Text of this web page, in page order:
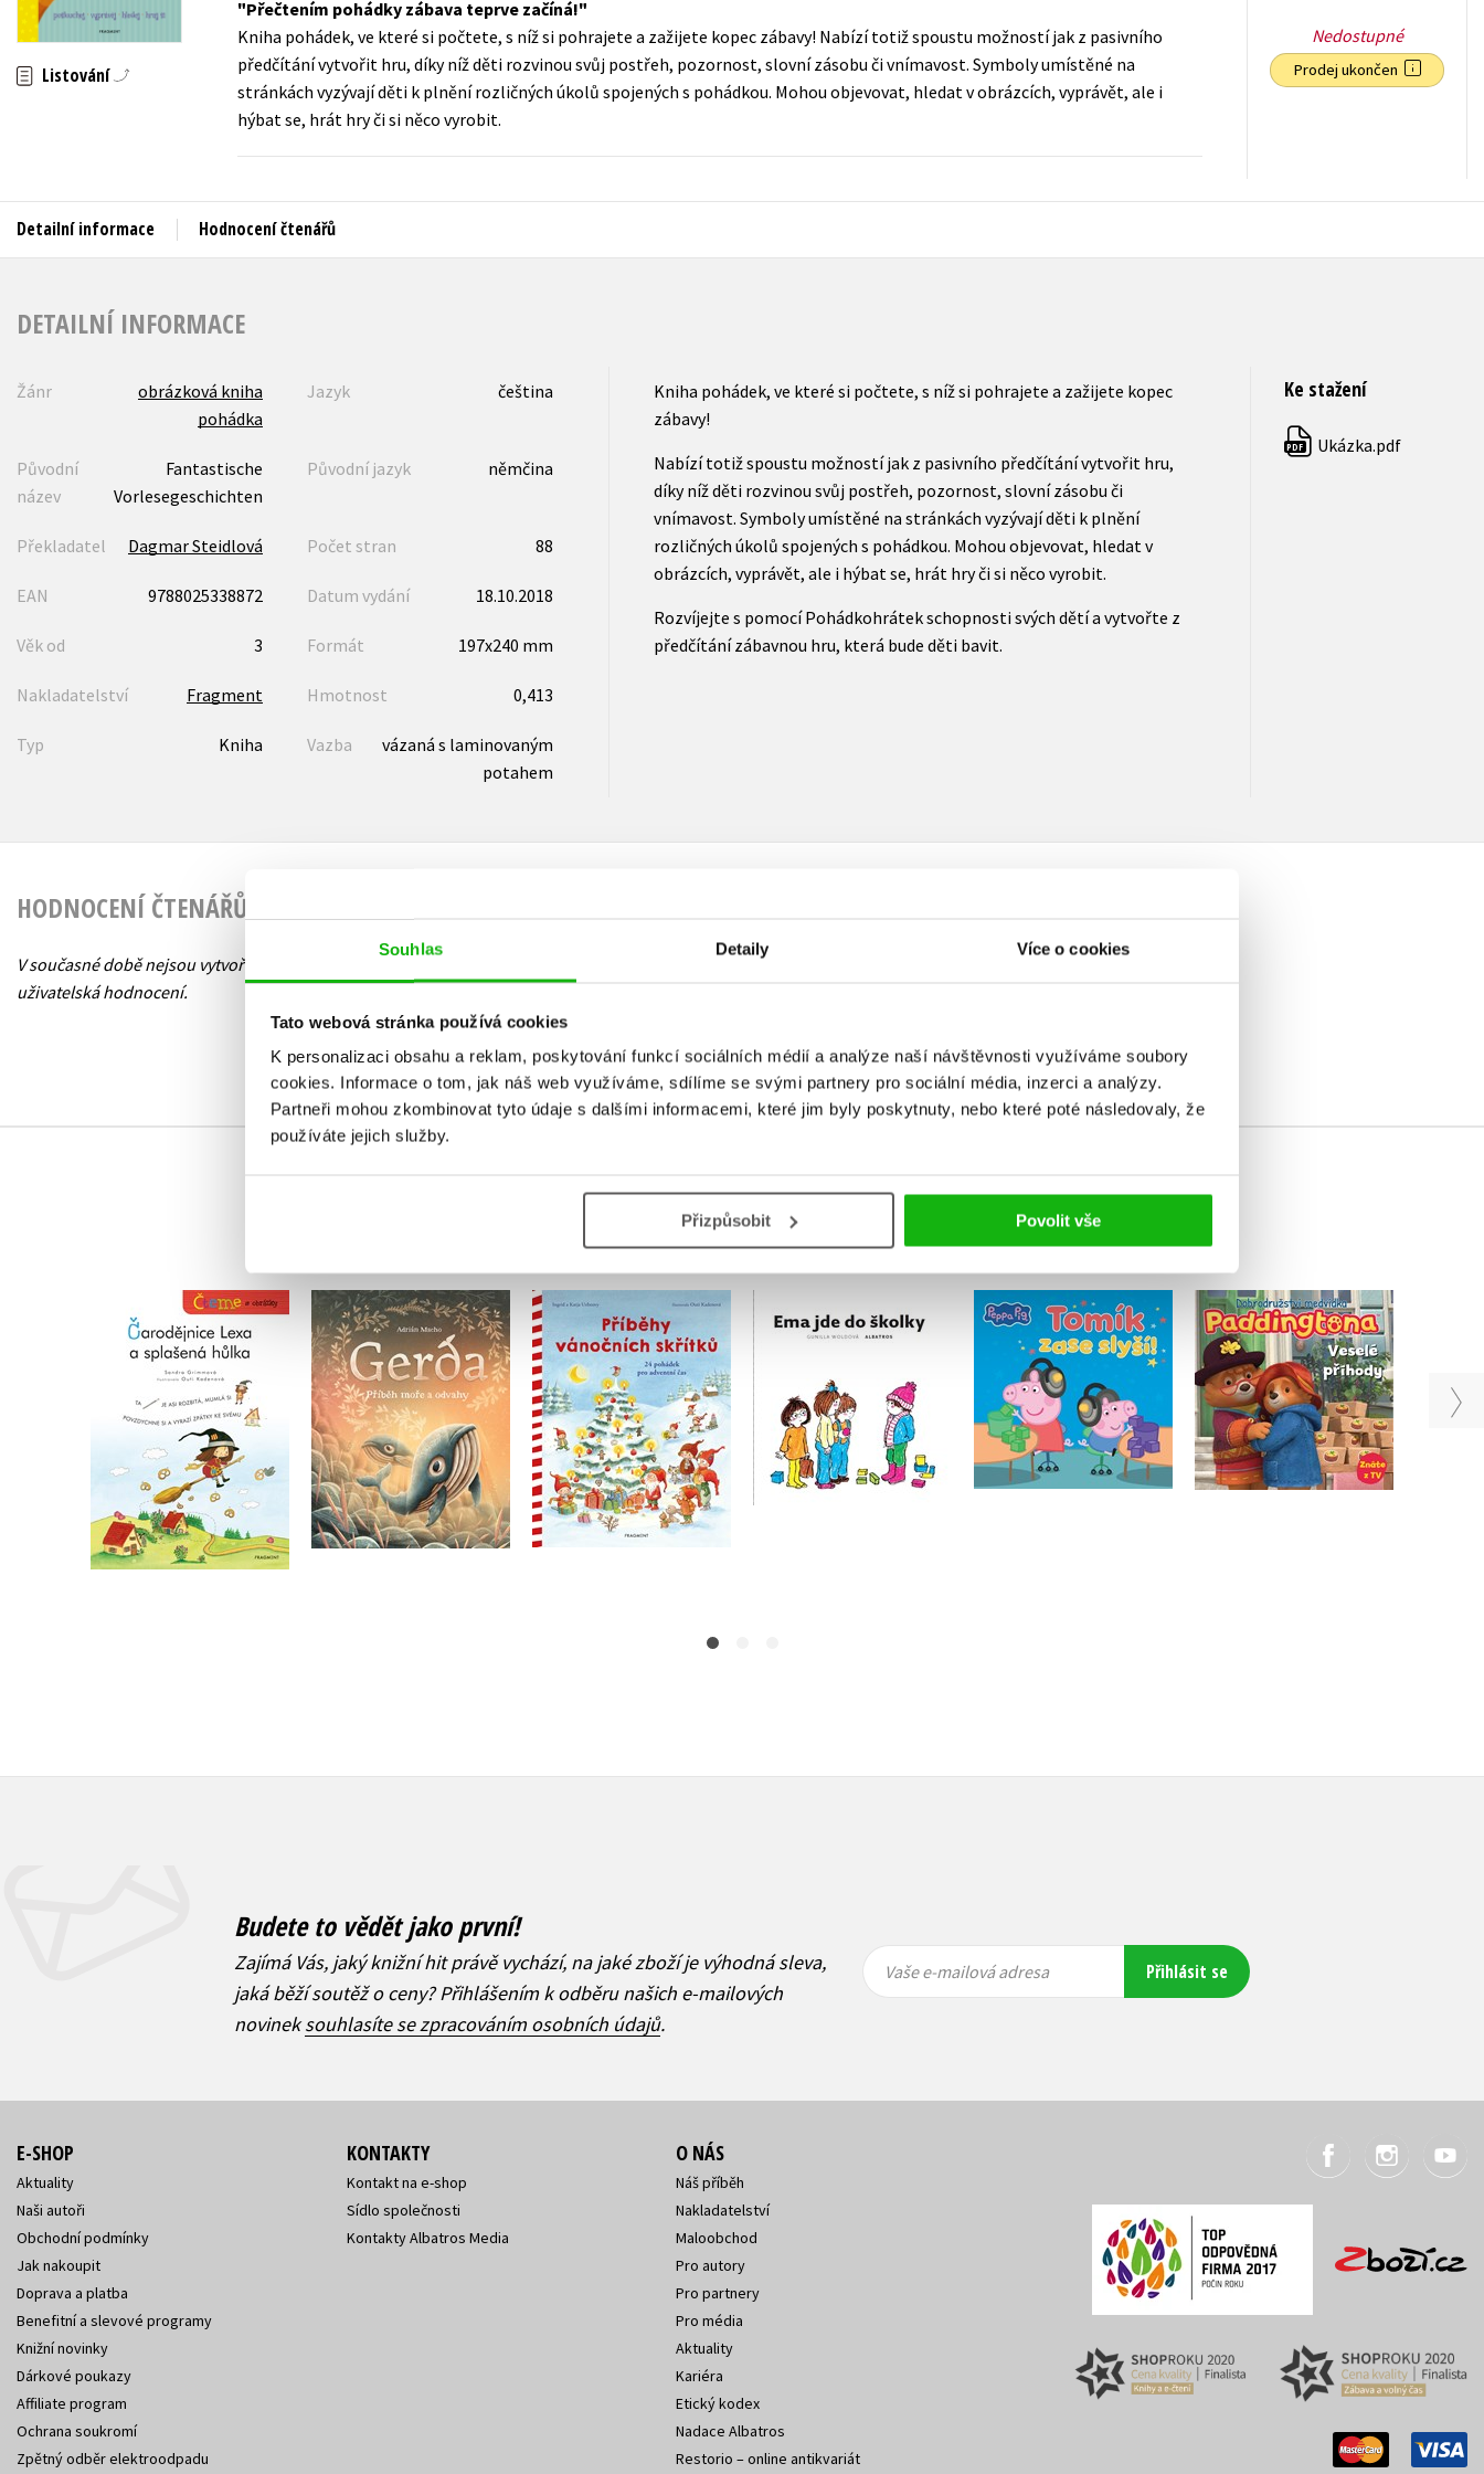
Souhlas Detaily Více o cookies
Tato webová stránka používá cookies
K personalizaci obsahu a reklam, poskytování funkcí sociálních médií a analýze naší návštěvnosti využíváme soubory
cookies. Informace o tom, jak náš web využíváme, sdílíme se svými partnery pro sociální média, inzerci a analýzy.
Partneři mohou zkombinovat tyto údaje s dalšími informacemi, které jim byly poskytnuty, nebo které poté následovaly, že
používáte jejich služby.
Přizpůsobit Povolit vše
Auto - moto
Jazyky
Kalendáře
Kariéra a osobní rozvoj
Populárně - naučná pro dospělé
Populárně - naučné pro děti
Předškoláci
Young adult (SK)
Listování
Přečtením pohádky zábava teprve začíná!
Kniha pohádek, ve které si počtete, s níž si pohrajete a zažijete kopec zábavy! Nabízí totiž spoustu možností jak z pasivního
předčítání vytvořit hru, díky níž děti rozvinou svůj postřeh, pozornost, slovní zásobu či vnímavost. Symboly umístěné na
stránkách vyzývají děti k plnění rozličných úkolů spojených s pohádkou. Mohou objevovat, hledat v obrázcích, vyprávět, ale i
hýbat se, hrát hry či si něco vyrobit.
Nedostupné
Prodej ukončen
Detailní informace Hodnocení čtenářů
DETAILNÍ INFORMACE
Žánr
obrázková kniha
pohádka
Jazyk čeština
Původní
název
Fantastische
Vorlesegeschichten
Původní jazyk němčina
Překladatel Dagmar Steidlová Počet stran 88
EAN 9788025338872 Datum vydání 18.10.2018
Věk od 3 Formát 197x240 mm
Nakladatelství Fragment Hmotnost 0,413
Typ Kniha Vazba
vázaná s laminovaným
potahem
Kniha pohádek, ve které si počtete, s níž si pohrajete a zažijete kopec
zábavy!
Nabízí totiž spoustu možností jak z pasivního předčítání vytvořit hru,
díky níž děti rozvinou svůj postřeh, pozornost, slovní zásobu či
vnímavost. Symboly umístěné na stránkách vyzývají děti k plnění
rozličných úkolů spojených s pohádkou. Mohou objevovat, hledat v
obrázcích, vyprávět, ale i hýbat se, hrát hry či si něco vyrobit.
Rozvíjejte s pomocí Pohádkohrátek schopnosti svých dětí a vytvořte z
předčítání zábavnou hru, která bude děti bavit.
Ke stažení
PDF Ukázka.pdf
HODNOCENÍ ČTENÁŘŮ
V současné době nejsou vytvořena žádná
uživatelská hodnocení.
Přihlásit
MOHLO BY VÁS TAKÉ ZAJÍMAT
Čteme s obrázky –
Čarodějnice Lexa a
splašená hůlka
Sandra Grimmová
Do košíku
229 Kč
183 Kč
Gerda: Příběh moře a
odvahy
Adrián Macho
Do košíku
Příběhy vánočních
skřítků
Ingrid Uebeová
Do košíku
Ema jde do školky
Peppa Pig - Tomík zase
slyší!
Kolektiv
Dobrodružství
medvídka Paddingtona
- Veselé příhody
Kolektiv
Budete to vědět jako první!
Zajímá Vás, jaký knižní hit právě vychází, na jaké zboží je výhodná sleva,
jaká běží soutěž o ceny? Přihlášením k odběru našich e-mailových
novineksouhlasíte se zpracováním osobních údajů.
mailová
mailová
Vaše e-mailová adresa Přihlásit se
E-SHOP
Aktuality
Naši autoři
Obchodní podmínky
Jak nakoupit
Doprava a platba
Benefitní a slevové programy
Knižní novinky
Dárkové poukazy
Affiliate program
Ochrana soukromí
Zpětný odběr elektroodpadu
KONTAKTY
Kontakt na e-shop
Sídlo společnosti
Kontakty Albatros Media
O NÁS
Náš příběh
Nakladatelství
Maloobchod
Pro autory
Pro partnery
Pro média
Aktuality
Kariéra
Etický kodex
Nadace Albatros
Restorio – online antikvariát